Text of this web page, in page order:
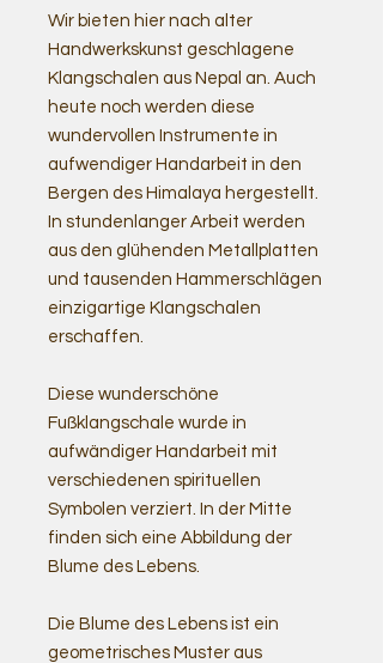
Wir bieten hier nach alter
Handwerkskunst geschlagene
Klangschalen aus Nepal an. Auch
heute noch werden diese
wundervollen Instrumente in
aufwendiger Handarbeit in den
Bergen des Himalaya hergestellt.
In stundenlanger Arbeit werden
aus den glühenden Metallplatten
und tausenden Hammerschlägen
einzigartige Klangschalen
erschaffen.
Diese wunderschöne
Fußklangschale wurde in
aufwändiger Handarbeit mit
verschiedenen spirituellen
Symbolen verziert. In der Mitte
finden sich eine Abbildung der
Blume des Lebens.
Die Blume des Lebens ist ein
geometrisches Muster aus